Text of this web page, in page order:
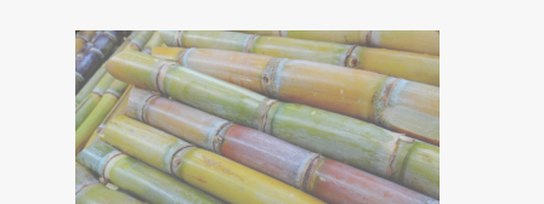
etanol
por
zymmonas
mobilis
fermentações